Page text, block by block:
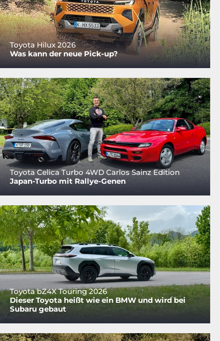
Toyota Hilux 2026
Was kann der neue Pick-up?
Toyota Celica Turbo 4WD Carlos Sainz Edition
Japan-Turbo mit Rallye-Genen
Toyota bZ4X Touring 2026
Dieser Toyota heißt wie ein BMW und wird bei
Subaru gebaut